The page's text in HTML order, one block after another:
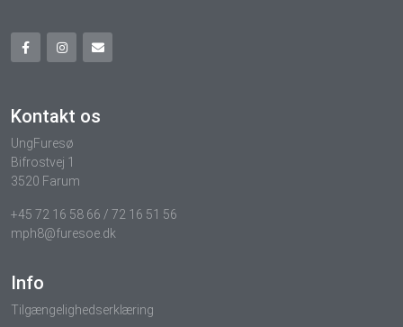
Kontakt os
UngFuresø
Bifrostvej 1
3520 Farum
+45 72 16 58 66 / 72 16 51 56
mph8@furesoe.dk
Info
Tilgængelighedserklæring